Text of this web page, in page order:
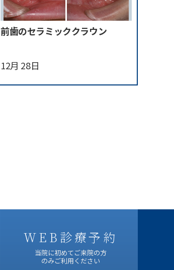
前歯のセラミッククラウン
12月 28日
WEB診療予約
当院に初めてご来院の方
のみご利用ください